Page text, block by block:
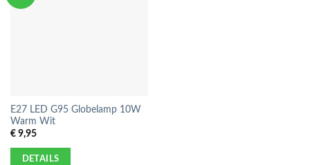
E27 LED G95 Globelamp 10W
Warm Wit
€9,95
DETAILS